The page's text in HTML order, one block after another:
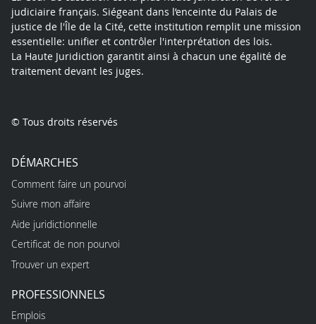
judiciaire français. Siégeant dans l’enceinte du Palais de
justice de l'Île de la Cité, cette institution remplit une mission
essentielle: unifier et contrôler l'interprétation des lois.
La Haute Juridiction garantit ainsi à chacun une égalité de
traitement devant les juges.
© Tous droits réservés
DÉMARCHES
Comment faire un pourvoi
Suivre mon affaire
Aide juridictionnelle
Certificat de non pourvoi
Trouver un expert
PROFESSIONNELS
Emplois